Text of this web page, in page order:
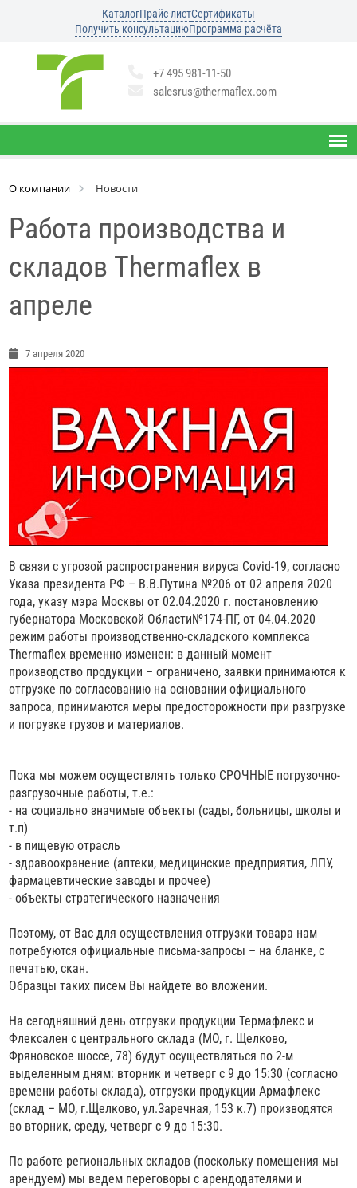
КаталогПрайс-листСертификаты
Получить консультациюПрограмма расчёта
+7 495 981-11-50
salesrus@thermaflex.com
О компании Новости
Работа производства и
складов Thermaflex в
апреле
7 апреля 2020
В связи с угрозой распространения вируса Covid-19, согласно
Указа президента РФ – В.В.Путина №206 от 02 апреля 2020
года, указу мэра Москвы от 02.04.2020 г. постановлению
губернатора Московской Области№174-ПГ, от 04.04.2020
режим работы производственно-складского комплекса
Thermaflex временно изменен: в данный момент
производство продукции – ограничено, заявки принимаются к
отгрузке по согласованию на основании официального
запроса, принимаются меры предосторожности при разгрузке
и погрузке грузов и материалов.
Пока мы можем осуществлять только СРОЧНЫЕ погрузочно-
разгрузочные работы, т.е.:
- на социально значимые объекты (сады, больницы, школы и
т.п)
- в пищевую отрасль
- здравоохранение (аптеки, медицинские предприятия, ЛПУ,
фармацевтические заводы и прочее)
- объекты стратегического назначения
Поэтому, от Вас для осуществления отгрузки товара нам
потребуются официальные письма-запросы – на бланке, с
печатью, скан.
Образцы таких писем Вы найдете во вложении.
На сегодняшний день отгрузки продукции Термафлекс и
Флексален с центрального склада (МО, г. Щелково,
Фряновское шоссе, 78) будут осуществляться по 2-м
выделенным дням: вторник и четверг с 9 до 15:30 (согласно
времени работы склада), отгрузки продукции Армафлекс
(склад – МО, г.Щелково, ул.Заречная, 153 к.7) производятся
во вторник, среду, четверг с 9 до 15:30.
По работе региональных складов (поскольку помещения мы
арендуем) мы ведем переговоры с арендодателями и